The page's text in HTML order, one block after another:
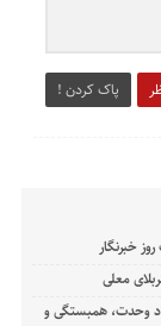
پاک کردن !
خبرنگار
معلی
وحدت، همبستگی و